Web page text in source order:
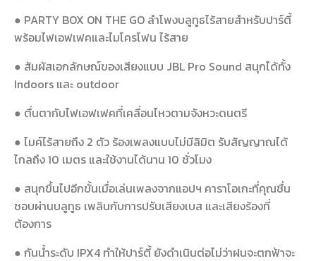
● PARTY BOX ON THE GO ลำโพงบลูทูธไร้สายสำหรับปาร์ตี้
พร้อมไฟเอฟเฟคและไมโครโฟน ไร้สาย
● สัมผัสเอกลักษณ์ของเสียงแบบ JBL Pro Sound สนุกได้ทั้ง
Indoors และ outdoor
● ตื่นตากับไฟเอฟเฟคที่เคลื่อนไหวตามจังหวะดนตรี
● ไมค์ไร้สายถึง 2 ตัว ร้องเพลงแบบไม่มีลิมิต รับสัญญาณได้
ไกลถึง 10 เมตร และใช้งานได้นาน 10 ชั่วโมง
● สนุกขึ้นไปอีกขั้นเมื่อเล่นเพลงจากแอปฯ คาราโอเกะที่คุณชื่น
ชอบผ่านบลูทูธ เพลินกับการปรับเสียงเบส และเสียงร้องที่
ต้องการ
● กันน้ำระดับ IPX4 ทำให้ปาร์ตี้ ยังดำเนินต่อไม่ว่าฝนจะตกฟ้าจะ